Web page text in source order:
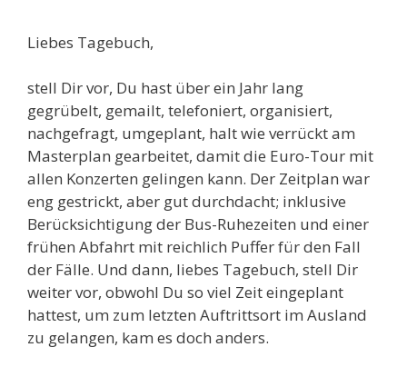
Liebes Tagebuch,
stell Dir vor, Du hast über ein Jahr lang
gegrübelt, gemailt, telefoniert, organisiert,
nachgefragt, umgeplant, halt wie verrückt am
Masterplan gearbeitet, damit die Euro-Tour mit
allen Konzerten gelingen kann. Der Zeitplan war
eng gestrickt, aber gut durchdacht; inklusive
Berücksichtigung der Bus-Ruhezeiten und einer
frühen Abfahrt mit reichlich Puffer für den Fall
der Fälle. Und dann, liebes Tagebuch, stell Dir
weiter vor, obwohl Du so viel Zeit eingeplant
hattest, um zum letzten Auftrittsort im Ausland
zu gelangen, kam es doch anders.